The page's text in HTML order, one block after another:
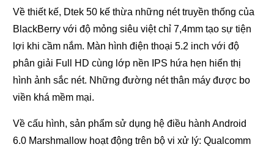
Về thiết kế, Dtek 50 kế thừa những nét truyền thống của
BlackBerry với độ mỏng siêu việt chỉ 7,4mm tạo sự tiện
lợi khi cầm nắm. Màn hình điện thoại 5.2 inch với độ
phân giải Full HD cùng lớp nền IPS hứa hẹn hiển thị
hình ảnh sắc nét. Những đường nét thân máy được bo
viền khá mềm mại.
Về cấu hình, sản phẩm sử dụng hệ điều hành Android
6.0 Marshmallow hoạt động trên bộ vi xử lý: Qualcomm